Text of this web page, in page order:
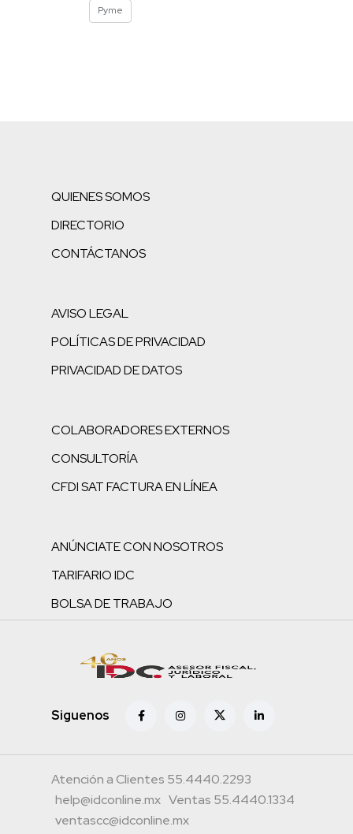
Pyme
QUIENES SOMOS
DIRECTORIO
CONTÁCTANOS
AVISO LEGAL
POLÍTICAS DE PRIVACIDAD
PRIVACIDAD DE DATOS
COLABORADORES EXTERNOS
CONSULTORÍA
CFDI SAT FACTURA EN LÍNEA
ANÚNCIATE CON NOSOTROS
TARIFARIO IDC
BOLSA DE TRABAJO
Siguenos
Atención a Clientes 55.4440.2293
help@idconline.mx Ventas 55.4440.1334
ventascc@idconline.mx